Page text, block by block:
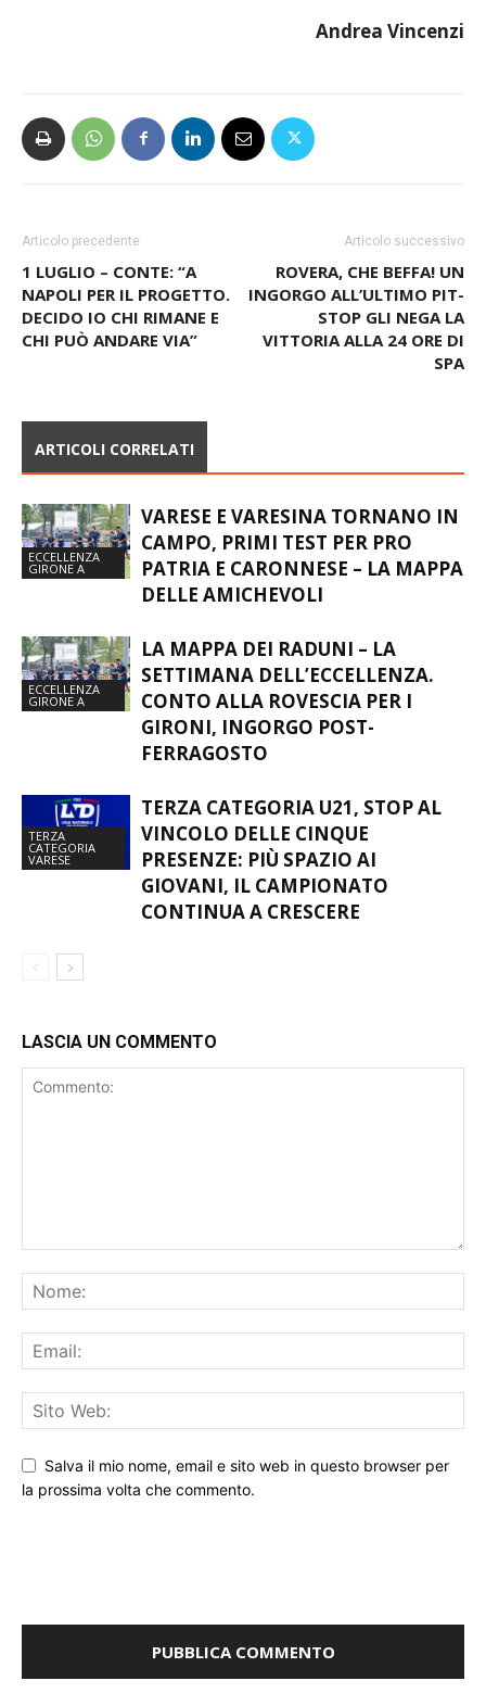
Andrea Vincenzi
Articolo precedente
1 LUGLIO – CONTE: “A
NAPOLI PER IL PROGETTO.
DECIDO IO CHI RIMANE E
CHI PUÒ ANDARE VIA”
Articolo successivo
ROVERA, CHE BEFFA! UN
INGORGO ALL’ULTIMO PIT-
STOP GLI NEGA LA
VITTORIA ALLA 24 ORE DI
SPA
ARTICOLI CORRELATI
ECCELLENZA
GIRONE A
VARESE E VARESINA TORNANO IN
CAMPO, PRIMI TEST PER PRO
PATRIA E CARONNESE – LA MAPPA
DELLE AMICHEVOLI
ECCELLENZA
GIRONE A
LA MAPPA DEI RADUNI – LA
SETTIMANA DELL’ECCELLENZA.
CONTO ALLA ROVESCIA PER I
GIRONI, INGORGO POST-
FERRAGOSTO
TERZA
CATEGORIA
VARESE
TERZA CATEGORIA U21, STOP AL
VINCOLO DELLE CINQUE
PRESENZE: PIÙ SPAZIO AI
GIOVANI, IL CAMPIONATO
CONTINUA A CRESCERE
LASCIA UN COMMENTO
Salva il mio nome, email e sito web in questo browser per
la prossima volta che commento.